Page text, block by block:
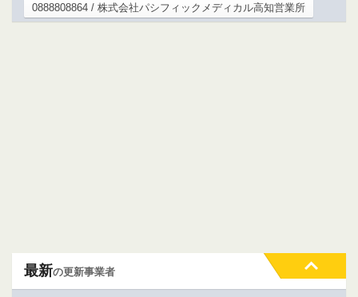
0888808864 / 株式会社パシフィックメディカル高知営業所
最新の更新事業者